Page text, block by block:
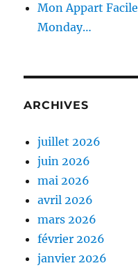
Mon Appart Facile
Monday…
ARCHIVES
juillet 2026
juin 2026
mai 2026
avril 2026
mars 2026
février 2026
janvier 2026